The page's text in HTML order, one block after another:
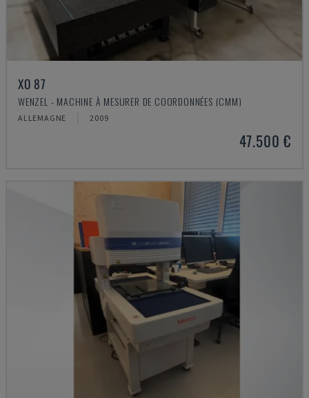
XO 87
WENZEL - MACHINE À MESURER DE COORDONNÉES (CMM)
ALLEMAGNE 2009
47.500 €